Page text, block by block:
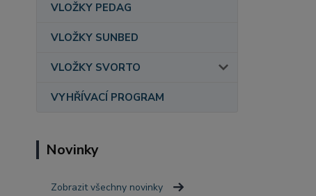
VLOŽKY PEDAG
VLOŽKY SUNBED
VLOŽKY SVORTO
VYHŘÍVACÍ PROGRAM
Novinky
Zobrazit všechny novinky